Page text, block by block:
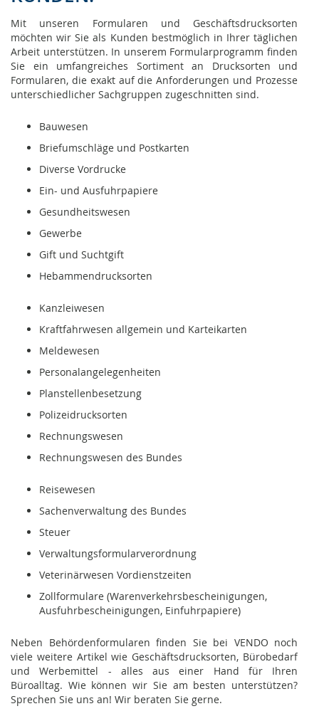
Mit unseren Formularen und Geschäftsdrucksorten
möchten wir Sie als Kunden bestmöglich in Ihrer täglichen
Arbeit unterstützen. In unserem Formularprogramm finden
Sie ein umfangreiches Sortiment an Drucksorten und
Formularen, die exakt auf die Anforderungen und Prozesse
unterschiedlicher Sachgruppen zugeschnitten sind.
Bauwesen
Briefumschläge und Postkarten
Diverse Vordrucke
Ein- und Ausfuhrpapiere
Gesundheitswesen
Gewerbe
Gift und Suchtgift
Hebammendrucksorten
Kanzleiwesen
Kraftfahrwesen allgemein und Karteikarten
Meldewesen
Personalangelegenheiten
Planstellenbesetzung
Polizeidrucksorten
Rechnungswesen
Rechnungswesen des Bundes
Reisewesen
Sachenverwaltung des Bundes
Steuer
Verwaltungsformularverordnung
Veterinärwesen Vordienstzeiten
Zollformulare (Warenverkehrsbescheinigungen,
Ausfuhrbescheinigungen, Einfuhrpapiere)
Neben Behördenformularen finden Sie bei VENDO noch
viele weitere Artikel wie Geschäftsdrucksorten, Bürobedarf
und Werbemittel - alles aus einer Hand für Ihren
Büroalltag. Wie können wir Sie am besten unterstützen?
Sprechen Sie uns an! Wir beraten Sie gerne.